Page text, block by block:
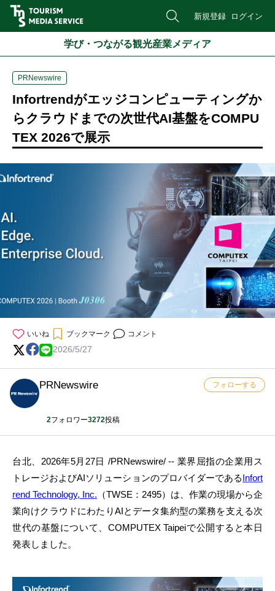
新規登録 ログイン
学び・つながる観光産業メディア
PRNewswire
Infortrendがエッジコンピューティングか
らクラウドまでの次世代AI基盤をCOMPU
TEX 2026で展示
いいね ブックマーク コメント
2026/5/27
PRNewswire
2フォロワー3272投稿
フォローする
台北、2026年5月27日 /PRNewswire/ -- 業界屈指の企業用ス
トレージおよびAIソリューションのプロバイダーであるInfort
rend Technology, Inc. （TWSE：2495）は、作業の現場から企
業向けクラウドにわたりAIとデータ集約型の業務を支える次
世代の基盤について、COMPUTEX Taipeiで公開すると本日
発表しました。